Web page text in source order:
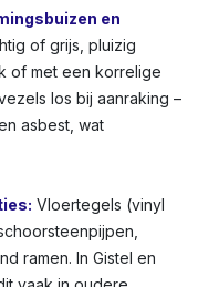
en
of grijs, pluizig
of met een korrelige
los bij aanraking –